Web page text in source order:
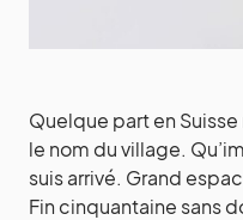
Quelque part en
le nom du village.
suis arrivé. Grand
Fin cinquantaine sans